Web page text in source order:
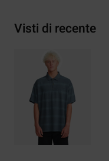
Visti di recente